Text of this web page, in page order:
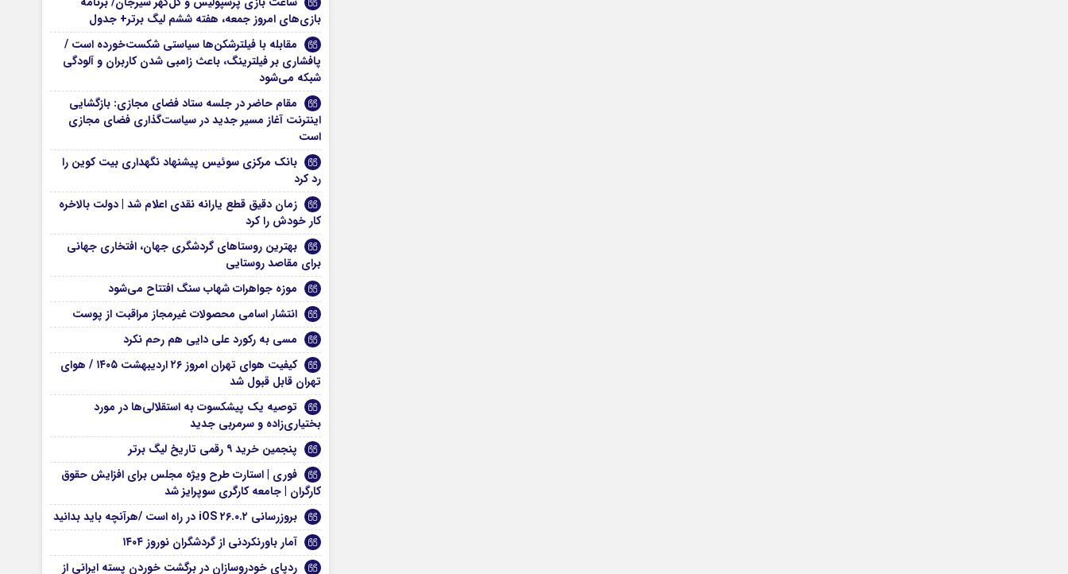
بازی‌های امروز جمعه، هفته ششم لیگ برتر+ جدول
مقابله با فیلترشکن‌ها سیاستی شکست‌خورده است /
پافشاری بر فیلترینگ، باعث زامبی شدن کاربران و آلودگی
شبکه می‌شود
مقام حاضر در جلسه ستاد فضای مجازی: بازگشایی
اینترنت آغاز مسیر جدید در سیاست‌گذاری فضای مجازی
است
بانک مرکزی سوئیس پیشنهاد نگهداری بیت کوین را
رد کرد
زمان دقیق قطع یارانه نقدی اعلام شد | دولت بالاخره
کار خودش را کرد
بهترین روستاهای گردشگری جهان، افتخاری جهانی
برای مقاصد روستایی
موزه جواهرات شهاب سنگ افتتاح می‌شود
انتشار اسامی محصولات غیرمجاز مراقبت از پوست
مسی به رکورد علی دایی هم رحم نکرد
کیفیت هوای تهران امروز ۲۶ اردیبهشت ۱۴۰۵ / هوای
تهران قابل قبول شد
توصیه یک پیشکسوت به استقلالی‌ها در مورد
بختیاری‌زاده و سرمربی جدید
پنجمین خرید ۹ رقمی تاریخ لیگ برتر
فوری | استارت طرح ویژه مجلس برای افزایش حقوق
کارگران | جامعه کارگری سوپرایز شد
بروزرسانی iOS ۲۶.۰.۲ در راه است /هرآنچه باید بدانید
آمار باورنکردنی از گردشگران نوروز ۱۴۰۴
ردپای خودروسازان در برگشت خوردن پسته‌ ایرانی از